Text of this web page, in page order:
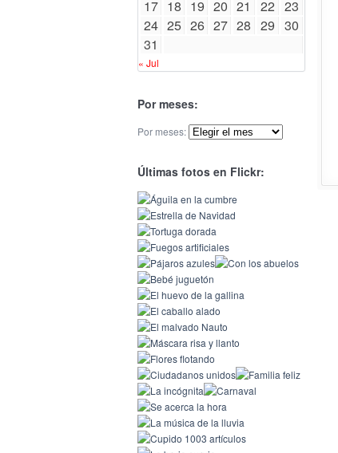
17 18 19 20 21 22 23
24 25 26 27 28 29 30
31
« Jul
Por meses:
Por meses:
Últimas fotos en Flickr: